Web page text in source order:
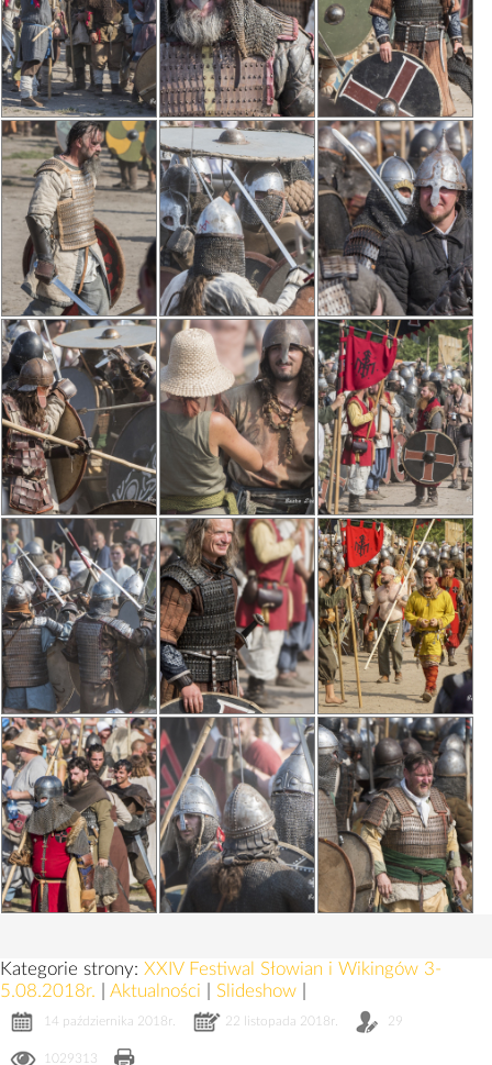
Kategorie strony: XXIV Festiwal Słowian i Wikingów 3-
5.08.2018r.
Aktualności Slideshow
14 października 2018r. 22 listopada 2018r. 29
1029313